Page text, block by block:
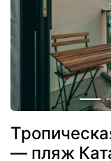
— пляж